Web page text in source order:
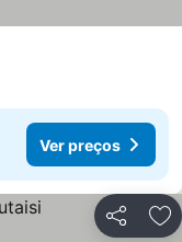
Ver preços
Partilhar